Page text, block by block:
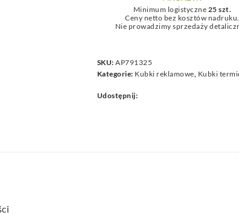
Minimum logistyczne 25 szt.
Ceny netto bez kosztów nadruku.
Nie prowadzimy sprzedaży
SKU:AP791325
Kategorie: Kubki reklamowe Kubki
Udostępnij: